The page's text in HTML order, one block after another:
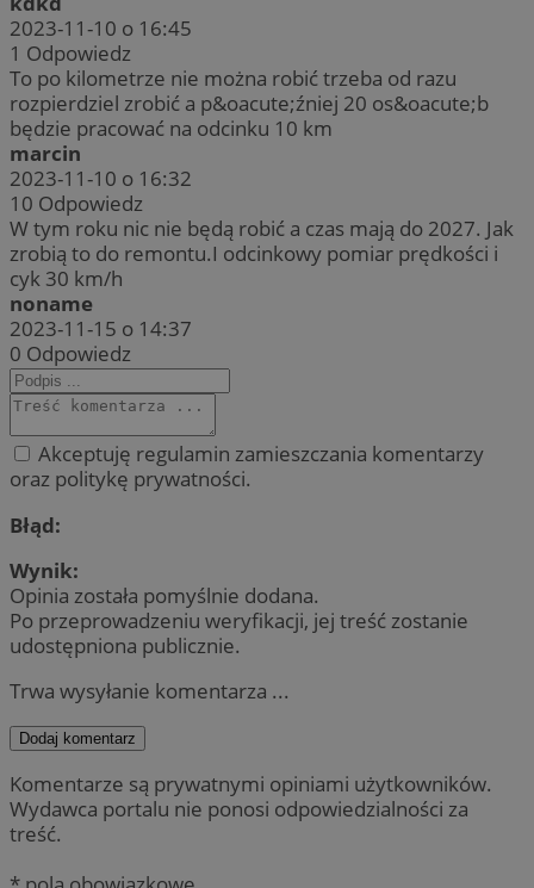
2023-11-10 o 16:45
1 Odpowiedz
To po kilometrze nie można robić trzeba od razu
rozpierdziel zrobić a p&oacute;źniej 20 os&oacute;b
będzie pracować na odcinku 10 km
marcin
2023-11-10 o 16:32
10 Odpowiedz
W tym roku nic nie będą robić a czas mają do 2027. Jak
zrobią to do remontu.I odcinkowy pomiar prędkości i
cyk 30 km/h
noname
2023-11-15 o 14:37
0 Odpowiedz
Akceptuję regulamin zamieszczania komentarzy
oraz politykę prywatności.
Błąd:
Wynik:
Opinia została pomyślnie dodana.
Po przeprowadzeniu weryfikacji, jej treść zostanie
udostępniona publicznie.
Trwa wysyłanie komentarza ...
Dodaj komentarz
Komentarze są prywatnymi opiniami użytkowników.
Wydawca portalu nie ponosi odpowiedzialności za
treść.